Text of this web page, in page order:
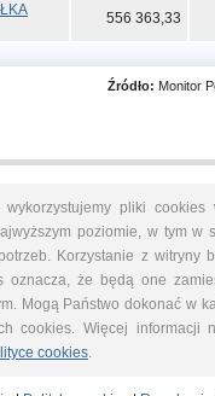
556 363,33
Źródło: Monitor
wykorzystujemy pliki cookies
poziomie, w tym w
Korzystanie z witryny
oznacza, że będą one
Mogą Państwo dokonać w
cookies. Więcej informacji
cookies.